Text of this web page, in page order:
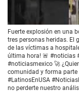
00:27
Fuerte explosión en una
tres personas heridas. El
de las víctimas a
última hora! 🚨 #noticias
#noticiasmexico 🚀
comunidad y forma parte
#LatinosEnUSA
no perderte nuestro